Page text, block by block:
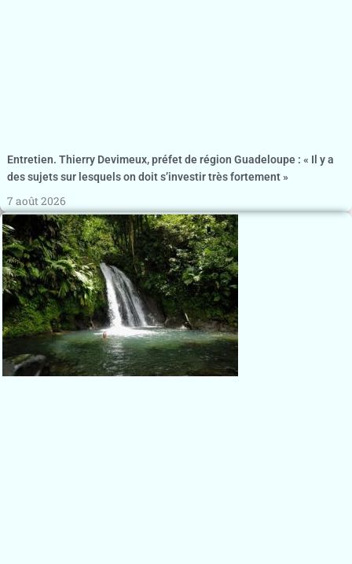
Entretien. Thierry Devimeux, préfet de région Guadeloupe : « Il y a
des sujets sur lesquels on doit s’investir très fortement »
7 août 2026